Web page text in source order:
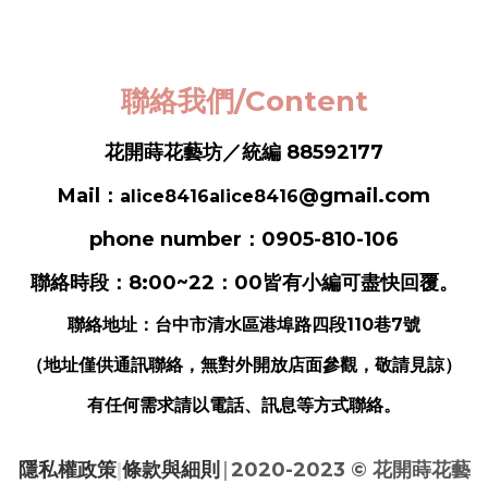
聯絡我們/Content
花開蒔花藝坊／統編 88592177
Mail： alice8416alice8416@gmail.com
phone number：0905-810-106
聯絡時段：8:00~22：00皆有小編可盡快回覆。
聯絡地址： 台中市清水區港埠路四段110巷7號
（地址僅供通訊聯絡，無對外開放店面參觀，敬請見諒）
有任何需求請以電話、訊息等方式聯絡。
隱私權政策|條款與細則|2020-2023 © 花開蒔花藝